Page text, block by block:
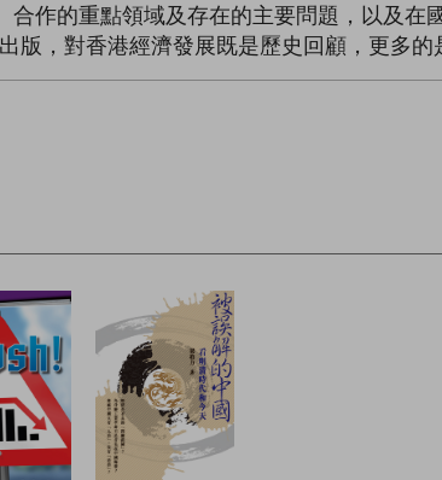
作的重點領域及存在的主要問題，以及在
，對香港經濟發展既是歷史回顧，更多的